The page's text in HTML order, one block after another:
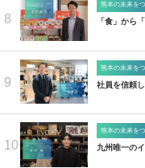
8
熊本の未来を
「食」から
9
熊本の未来を
社員を信頼
10
熊本の未来を
九州唯一の